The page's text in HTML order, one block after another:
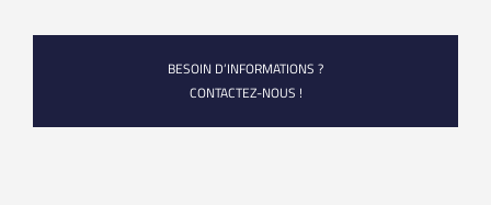
BESOIN D’INFORMATIONS ?
CONTACTEZ-NOUS !